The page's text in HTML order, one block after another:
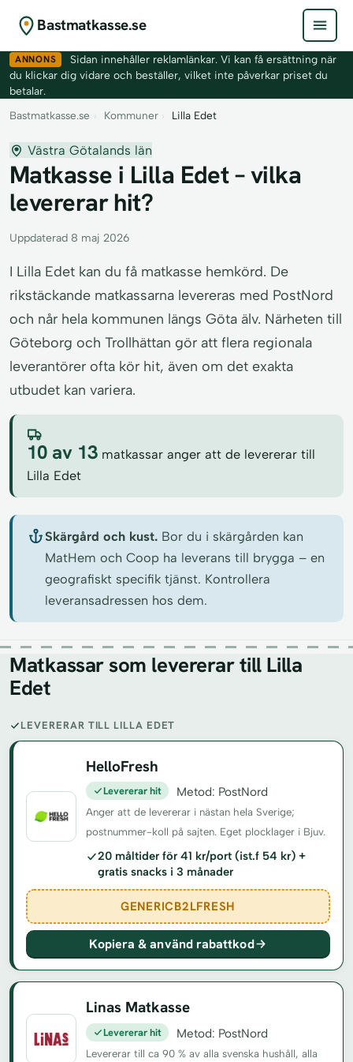
Bastmatkasse.se
ANNONS
Sidan innehåller reklamlänkar. Vi kan få ersättning när
du klickar dig vidare och beställer, vilket inte påverkar priset du
betalar.
Bastmatkasse.se › Kommuner › Lilla Edet
Västra Götalands län
Matkasse i Lilla Edet – vilka
levererar hit?
Uppdaterad 8 maj 2026
I Lilla Edet kan du få matkasse hemkörd. De
rikstäckande matkassarna levereras med PostNord
och når hela kommunen längs Göta älv. Närheten till
Göteborg och Trollhättan gör att flera regionala
leverantörer ofta kör hit, även om det exakta
utbudet kan variera.
10 av 13 matkassar anger att de levererar till
Lilla Edet
Skärgård och kust.Bor du i skärgården kan
MatHem och Coop ha leverans till brygga – en
geografiskt specifik tjänst. Kontrollera
leveransadressen hos dem.
Matkassar som levererar till Lilla
Edet
LEVERERAR TILL LILLA EDET
HelloFresh
Levererar hit Metod: PostNord
Anger att de levererar i nästan hela Sverige;
postnummer-koll på sajten. Eget plocklager i Bjuv.
20 måltider för 41 kr/port (ist.f 54 kr) +
gratis snacks i 3 månader
GENERICB2LFRESH
Kopiera & använd rabattkod
Linas Matkasse
Levererar hit Metod: PostNord
Levererar till ca 90 % av alla svenska hushåll, alla